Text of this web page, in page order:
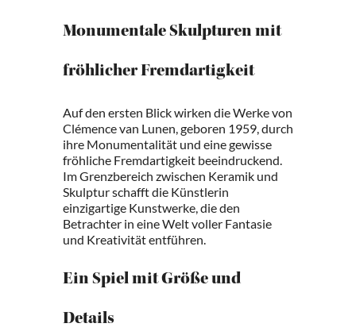
Monumentale Skulpturen mit
fröhlicher Fremdartigkeit
Auf den ersten Blick wirken die Werke von
Clémence van Lunen, geboren 1959, durch
ihre Monumentalität und eine gewisse
fröhliche Fremdartigkeit beeindruckend.
Im Grenzbereich zwischen Keramik und
Skulptur schafft die Künstlerin
einzigartige Kunstwerke, die den
Betrachter in eine Welt voller Fantasie
und Kreativität entführen.
Ein Spiel mit Größe und
Details